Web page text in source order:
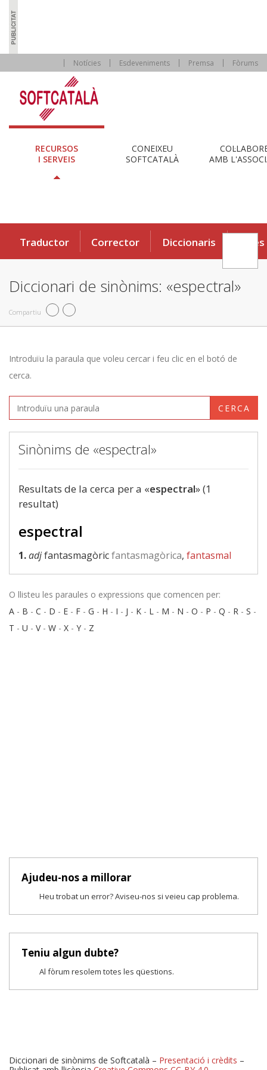
Notícies Esdeveniments Premsa Fòrums
RECURSOS
I SERVEIS
CONEIXEU
SOFTCATALÀ
AMB
Traductor Corrector Diccionaris Eines
Diccionari de sinònims: «espectral»
Compartiu
Introduïu la paraula que voleu cercar i feu clic en el botó de
cerca.
CERCA
Sinònims de «espectral»
Resultats de la cerca per a «espectral» (1
resultat)
espectral
1.adjfantasmagòricfantasmagòrica, fantasmal
O llisteu les paraules o expressions que comencen per:
A - B - C - D - E - F - G - H - I - J - K - L - M - N - O - P - Q - R - S -
T - U - V- W - X - Y - Z
Ajudeu-nos a millorar
Heu trobat un error? Aviseu-nos si veieu cap problema.
Teniu algun dubte?
Al fòrum resolem totes les qüestions.
Diccionari de sinònims de Softcatalà – Presentació i crèdits –